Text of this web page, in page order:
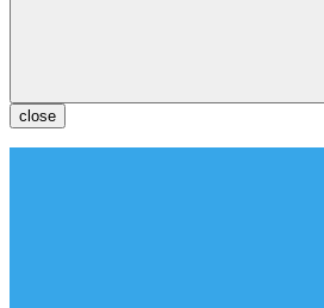
close